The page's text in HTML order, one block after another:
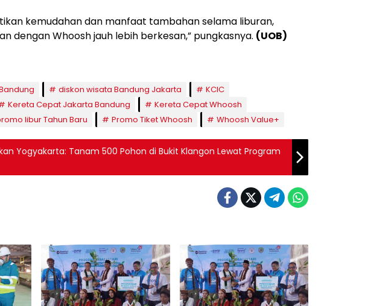
kemudahan dan manfaat tambahan selama liburan,
dengan Whoosh jauh lebih berkesan,” pungkasnya. (UOB)
diskon wisata Bandung Jakarta
KCIC
Kereta Cepat Jakarta Bandung
Kereta Cepat Whoosh
libur Tahun Baru Promo Tiket Whoosh Whoosh Value+
Yogyakarta: Tanam 500 Pohon di Bukit Klangon Lewat Program